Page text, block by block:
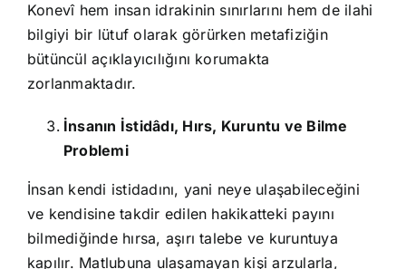
Konevî hem insan idrakinin sınırlarını hem de ilahi
bilgiyi bir lütuf olarak görürken metafiziğin
bütüncül açıklayıcılığını korumakta
zorlanmaktadır.
İnsanın İstidâdı, Hırs, Kuruntu ve Bilme
Problemi
İnsan kendi istidadını, yani neye ulaşabileceğini
ve kendisine takdir edilen hakikatteki payını
bilmediğinde hırsa, aşırı talebe ve kuruntuya
kapılır. Matlubuna ulaşamayan kişi arzularla,